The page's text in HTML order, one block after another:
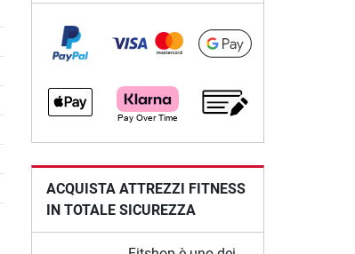
ACQUISTA ATTREZZI FITNESS
IN TOTALE SICUREZZA